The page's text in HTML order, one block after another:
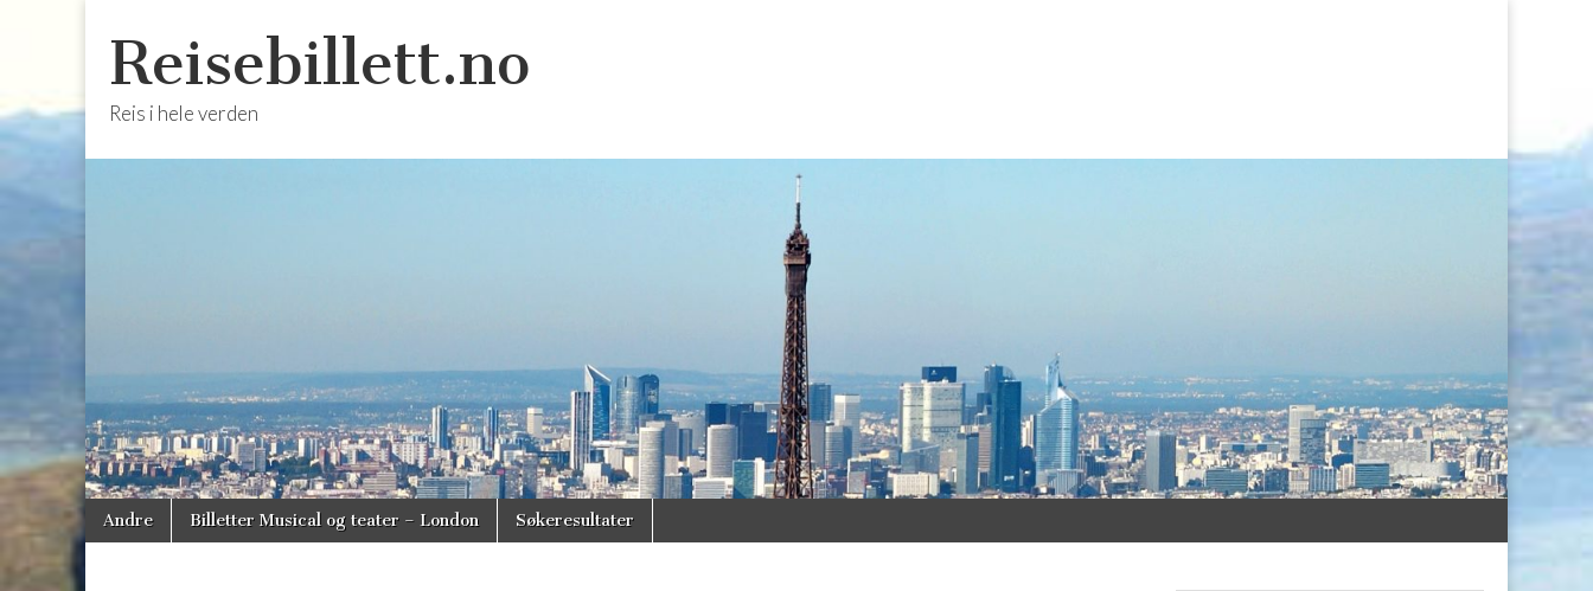
Reisebillett.no
Reis i hele verden
Main
menu
Skip
to
Andre Billetter Musical og teater – London Søkeresultater